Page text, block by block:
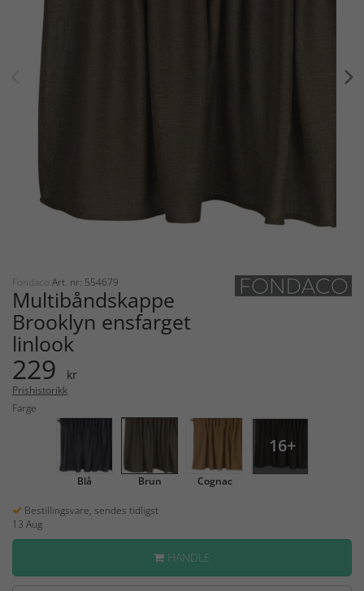
Fondaco Art. nr: 554679
Multibåndskappe
Brooklyn ensfarget
linlook
229 kr
Prishistorikk
Farge
Blå Brun Cognac
16+
Bestillingsvare, sendes tidligst
13 Aug
HANDLE